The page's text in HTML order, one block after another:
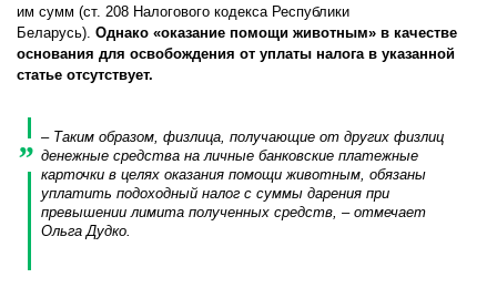
им сумм (ст. 208 Налогового кодекса Республики
Беларусь). Однако «оказание помощи животным» в качестве
основания для освобождения от уплаты налога в указанной
статье отсутствует.
– Таким образом, физлица, получающие от других физлиц
денежные средства на личные банковские платежные
карточки в целях оказания помощи животным, обязаны
уплатить подоходный налог с суммы дарения при
превышении лимита полученных средств, – отмечает
Ольга Дудко.